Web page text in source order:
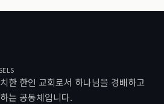
한 한인 교회로서 하나님을 경배하고
는 공동체입니다.